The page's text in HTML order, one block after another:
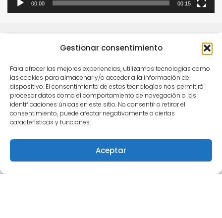
Gestionar consentimiento
Para ofrecer las mejores experiencias, utilizamos tecnologías como
las cookies para almacenar y/o acceder a la información del
dispositivo. El consentimiento de estas tecnologías nos permitirá
procesar datos como el comportamiento de navegación o las
identificaciones únicas en este sitio. No consentir o retirar el
consentimiento, puede afectar negativamente a ciertas
características y funciones.
Aceptar
00:00 00:15
Este obra está bajo unalicencia de Creative
Commons Reconocimiento-NoComercial-
CompartirIgual 4.0 Internacional
Para comunicarse con Semilleros Deportivos puede
escribir vía correo electrónico a